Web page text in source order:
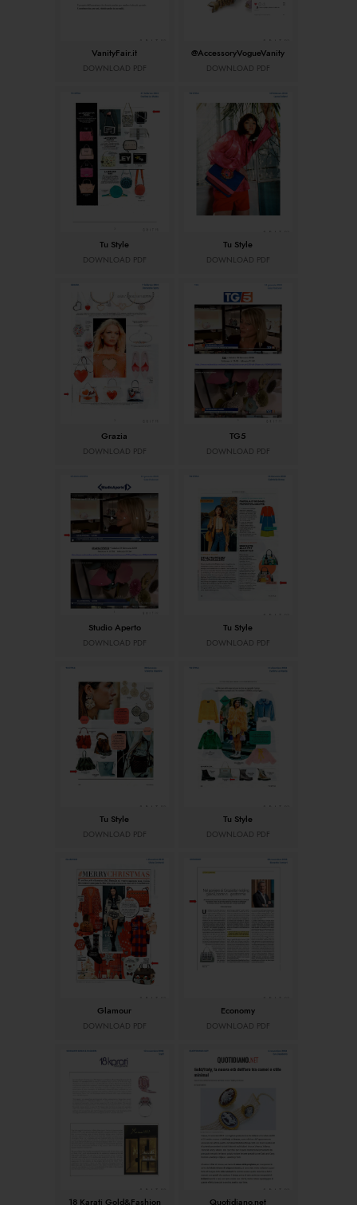
VanityFair.it
DOWNLOAD PDF
@AccessoryVogueVanity
DOWNLOAD PDF
Tu Style
DOWNLOAD PDF
Tu Style
DOWNLOAD PDF
Grazia
DOWNLOAD PDF
TG5
DOWNLOAD PDF
Studio Aperto
DOWNLOAD PDF
Tu Style
DOWNLOAD PDF
Tu Style
DOWNLOAD PDF
Tu Style
DOWNLOAD PDF
Glamour
DOWNLOAD PDF
Economy
DOWNLOAD PDF
18 Karati Gold&Fashion Quotidiano.net